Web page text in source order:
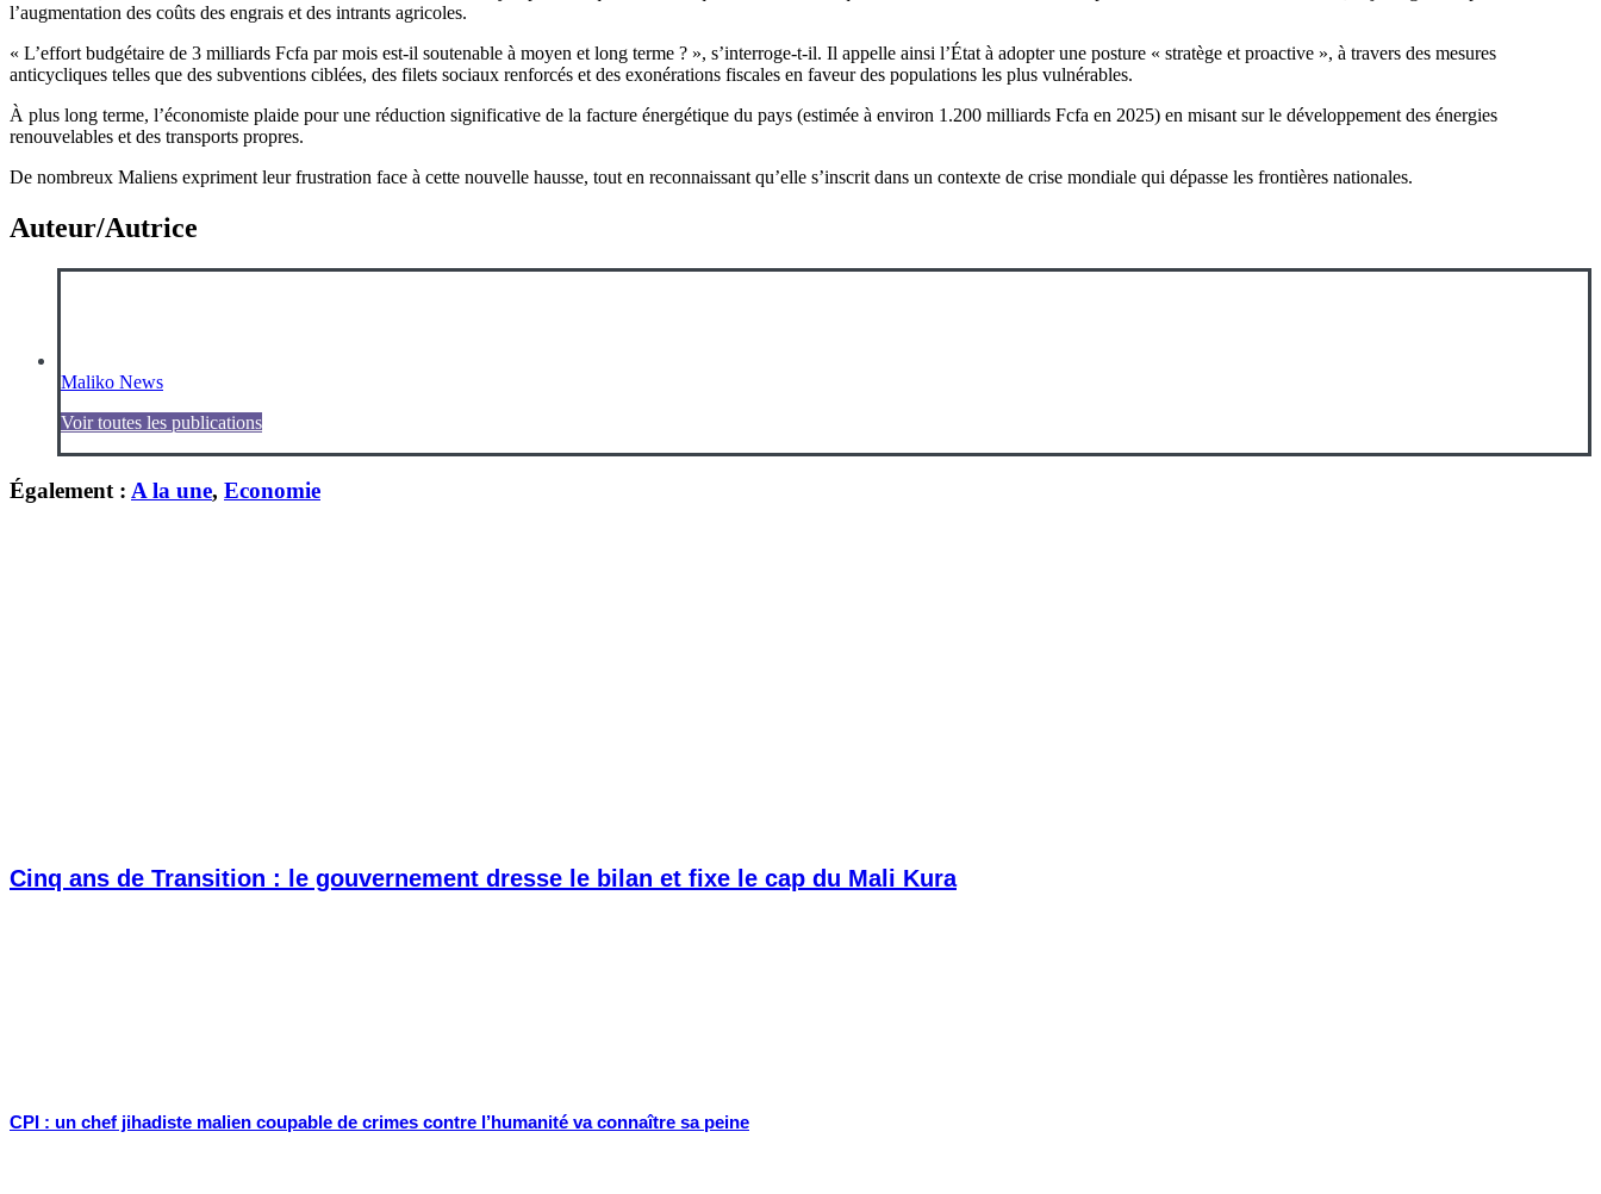
l’augmentation des coûts des engrais et des intrants agricoles.
« L’effort budgétaire de 3 milliards Fcfa par mois est-il soutenable à moyen et long terme ? », s’interroge-t-il. Il appelle ainsi l’État à adopter une posture « stratège et proactive », à travers des mesures
anticycliques telles que des subventions ciblées, des filets sociaux renforcés et des exonérations fiscales en faveur des populations les plus vulnérables.
À plus long terme, l’économiste plaide pour une réduction significative de la facture énergétique du pays (estimée à environ 1.200 milliards Fcfa en 2025) en misant sur le développement des énergies
renouvelables et des transports propres.
De nombreux Maliens expriment leur frustration face à cette nouvelle hausse, tout en reconnaissant qu’elle s’inscrit dans un contexte de crise mondiale qui dépasse les frontières nationales.
Auteur/Autrice
Maliko News
Voir toutes les publications
Également : A la une, Economie
Cinq ans de Transition : le gouvernement dresse le bilan et fixe le cap du Mali Kura
CPI : un chef jihadiste malien coupable de crimes contre l’humanité va connaître sa peine